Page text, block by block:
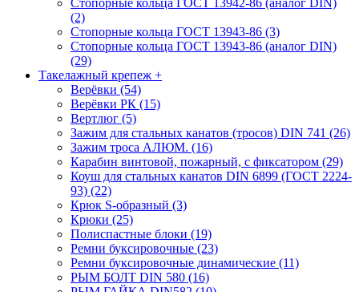
Стопорные кольца ГОСТ 13942-86 (аналог DIN)
(2)
Стопорные кольца ГОСТ 13943-86 (3)
Стопорные кольца ГОСТ 13943-86 (аналог DIN)
(29)
Такелажный крепеж +
Верёвки (54)
Верёвки РК (15)
Вертлюг (5)
Зажим для стальных канатов (тросов) DIN 741 (26)
Зажим троса АЛЮМ. (16)
Карабин винтовой, пожарный, с фиксатором (29)
Коуш для стальных канатов DIN 6899 (ГОСТ 2224-
93) (22)
Крюк S-образный (3)
Крюки (25)
Полиспастные блоки (19)
Ремни буксировочные (23)
Ремни буксировочные динамические (11)
РЫМ БОЛТ DIN 580 (16)